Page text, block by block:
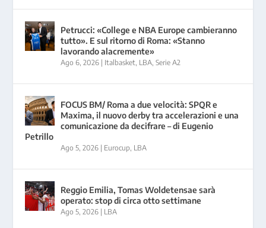
Petrucci: «College e NBA Europe cambieranno
tutto». E sul ritorno di Roma: «Stanno
lavorando alacremente»
Ago 6, 2026 | Italbasket, LBA,Serie A2
FOCUS BM/ Roma a due velocità: SPQR e
Maxima, il nuovo derby tra accelerazioni e una
comunicazione da decifrare – di Eugenio
Petrillo
Ago 5, 2026 | Eurocup, LBA
Reggio Emilia, Tomas Woldetensae sarà
operato: stop di circa otto settimane
Ago 5, 2026 | LBA